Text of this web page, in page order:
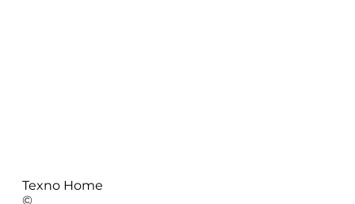
Texno Home
©